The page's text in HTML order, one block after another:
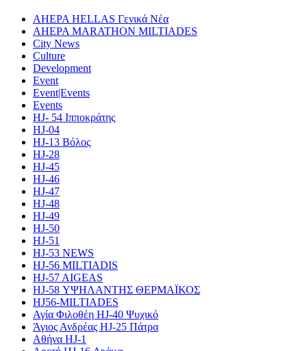
AHEPA HELLAS Γενικά Νέα
AHEPA MARATHON MILTIADES
City News
Culture
Development
Event
Event|Events
Events
HJ- 54 Ιπποκράτης
HJ-04
HJ-13 Βόλος
HJ-28
HJ-45
HJ-46
HJ-47
HJ-48
HJ-49
HJ-50
HJ-51
HJ-53 NEWS
HJ-56 MILTIADIS
HJ-57 AIGEAS
HJ-58 ΥΨΗΛΑΝΤΗΣ ΘΕΡΜΑΪΚΟΣ
HJ56-MILTIADES
Αγία Φιλοθέη HJ-40 Ψυχικό
Άγιος Ανδρέας HJ-25 Πάτρα
Αθήνα HJ-1